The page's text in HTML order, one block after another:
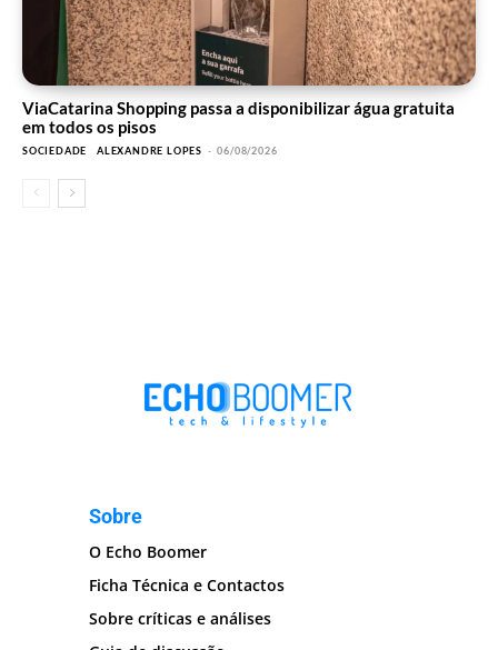
ViaCatarina Shopping passa a disponibilizar água gratuita
em todos os pisos
SOCIEDADE ALEXANDRE LOPES - 06/08/2026
Sobre
O Echo Boomer
Ficha Técnica e Contactos
Sobre críticas e análises